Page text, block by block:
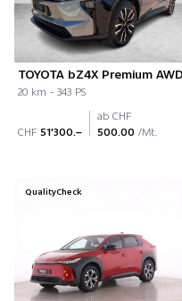
TOYOTA bZ4X Premium AWD
20 km - 343 PS
CHF 51'300.–
ab CHF
500.00 /Mt.
QualityCheck